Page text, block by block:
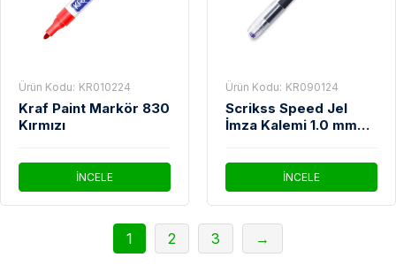
Ürün Kodu: KR010224
Kraf Paint Markör 830
Kırmızı
İNCELE
Ürün Kodu: KR090124
Scrikss Speed Jel
İmza Kalemi 1.0 mm
İNCELE
1 2 3 →